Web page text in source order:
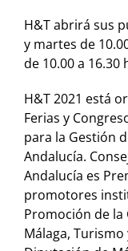
H&T abrirá sus
y martes de
de 10.00 a 16.30
H&T 2021 está
Ferias y
para la Gestión
Andalucía.
Andalucía es
promotores
Promoción de
Málaga, Turismo